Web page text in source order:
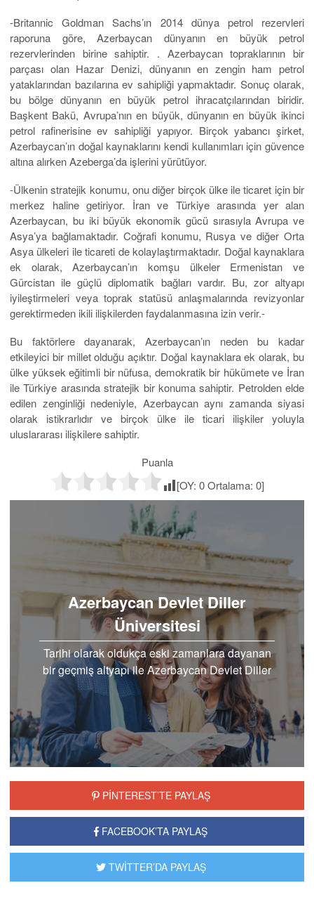
-Britannic Goldman Sachs’ın 2014 dünya petrol rezervleri
raporuna göre, Azerbaycan dünyanın en büyük petrol
rezervlerinden birine sahiptir. . Azerbaycan topraklarının bir
parçası olan Hazar Denizi, dünyanın en zengin ham petrol
yataklarından bazılarına ev sahipliği yapmaktadır. Sonuç olarak,
bu bölge dünyanın en büyük petrol ihracatçılarından biridir.
Başkent Bakü, Avrupa’nın en büyük, dünyanın en büyük ikinci
petrol rafinerisine ev sahipliği yapıyor. Birçok yabancı şirket,
Azerbaycan’ın doğal kaynaklarını kendi kullanımları için güvence
altına alırken Azeberga’da işlerini yürütüyor.
-Ülkenin stratejik konumu, onu diğer birçok ülke ile ticaret için bir
merkez haline getiriyor. İran ve Türkiye arasında yer alan
Azerbaycan, bu iki büyük ekonomik gücü sırasıyla Avrupa ve
Asya’ya bağlamaktadır. Coğrafi konumu, Rusya ve diğer Orta
Asya ülkeleri ile ticareti de kolaylaştırmaktadır. Doğal kaynaklara
ek olarak, Azerbaycan’ın komşu ülkeler Ermenistan ve
Gürcistan ile güçlü diplomatik bağları vardır. Bu, zor altyapı
iyileştirmeleri veya toprak statüsü anlaşmalarında revizyonlar
gerektirmeden ikili ilişkilerden faydalanmasına izin verir.-
Bu faktörlere dayanarak, Azerbaycan’ın neden bu kadar
etkileyici bir millet olduğu açıktır. Doğal kaynaklara ek olarak, bu
ülke yüksek eğitimli bir nüfusa, demokratik bir hükümete ve İran
ile Türkiye arasında stratejik bir konuma sahiptir. Petrolden elde
edilen zenginliği nedeniyle, Azerbaycan aynı zamanda siyasi
olarak istikrarlıdır ve birçok ülke ile ticari ilişkiler yoluyla
uluslararası ilişkilere sahiptir.
Puanla
[OY: 0Ortalama: 0]
Azerbaycan Devlet Diller
Üniversitesi
Tarihi olarak oldukça eski zamanlara dayanan
bir geçmiş altyapı ile Azerbaycan Devlet Diller
Üniversitesi olarak pek çok öğrencinin eğiti…
PİNTEREST’TE PAYLAŞ
FACEBOOK’TA PAYLAŞ
TWİTTER’DA PAYLAŞ